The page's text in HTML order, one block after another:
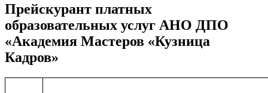
Прейскурант платных
образовательных услуг АНО ДПО
«Академия Мастеров «Кузница
Кадров»